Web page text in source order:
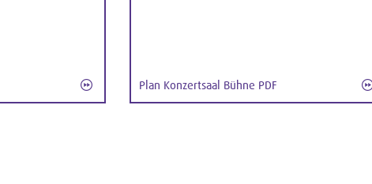
Plan Konzertsaal Bühne PDF